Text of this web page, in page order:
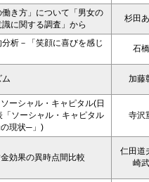
働き方」について「男女の
に関する調査」から
杉田
析－「笑顔に喜びを感じ
石
ム 加藤
ーシャル・キャピタル(日
ソーシャル・キャピタル
現状─」)
寺沢
効果の異時点間比較
仁田道
崎